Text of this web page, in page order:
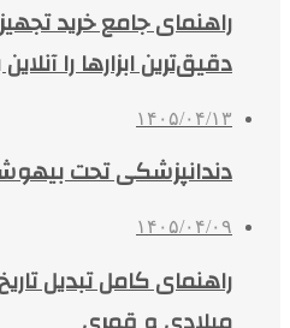
راهنمای جامع خرید
دقیق‌ترین ابزارها را
۱۴۰۵/۰۴/۱۳
دندانپزشکی تحت
۱۴۰۵/۰۴/۰۹
راهنمای کامل تبدیل